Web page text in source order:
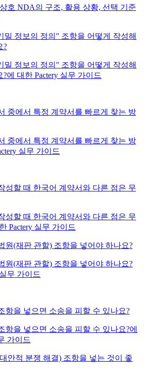
호 NDA의 구조, 활용 상황, 선택 기준
밀 정보의 정의" 조항을 어떻게 작성해
?
밀 정보의 정의" 조항을 어떻게 작성해
에 대한 Pactery 실무 가이드
중에서 특정 계약서를 빠르게 찾는 방
중에서 특정 계약서를 빠르게 찾는 방
실무 가이드
성할 때 한국어 계약서와 다른 점은 무
성할 때 한국어 계약서와 다른 점은 무
Pactery 실무 가이드
원(재판 관할) 조항을 넣어야 하나요?
원(재판 관할) 조항을 넣어야 하나요?
무 가이드
항을 넣으면 소송을 피할 수 있나요?
항을 넣으면 소송을 피할 수 있나요?에
가이드
안적 분쟁 해결) 조항을 넣는 것이 좋